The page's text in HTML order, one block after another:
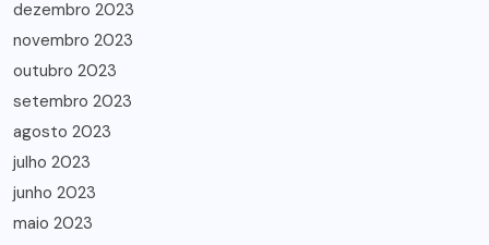
dezembro 2023
novembro 2023
outubro 2023
setembro 2023
agosto 2023
julho 2023
junho 2023
maio 2023